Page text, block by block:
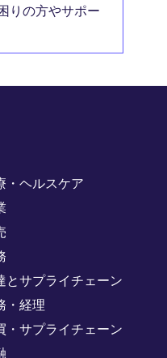
りの方やサポー
・ヘルスケア
とサプライチェーン
・経理
・サプライチェーン